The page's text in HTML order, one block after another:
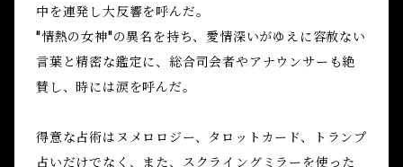
中を連発し大反響を呼んだ。
"情熱の女神"の異名を持ち、愛情深いがゆえに容赦ない
言葉と精密な鑑定に、総合司会者やアナウンサーも絶
賛し、時には涙を呼んだ。
得意な占術はヌメロロジー、タロットカード、トランプ
占いだけでなく、また、スクライングミラーを使った